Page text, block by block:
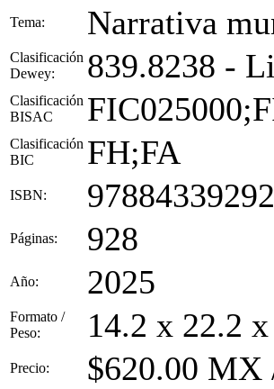
Tema: Narrativa
Clasificación
Dewey:
839.8238 -
Clasificación
BISAC
Clasificación
BIC
FH;FA
ISBN:
Páginas: 928
Año: 2025
Formato /
Peso:
14.2 x 22.2
Precio: $620.00 MX